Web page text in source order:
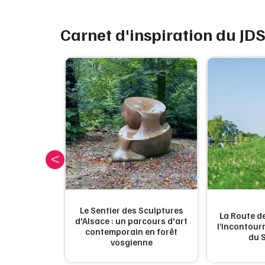
Carnet d'inspiration du JDS
Le Sentier des Sculptures
d'Alsace : un parcours d'art
contemporain en forêt
vosgienne
La Route
du